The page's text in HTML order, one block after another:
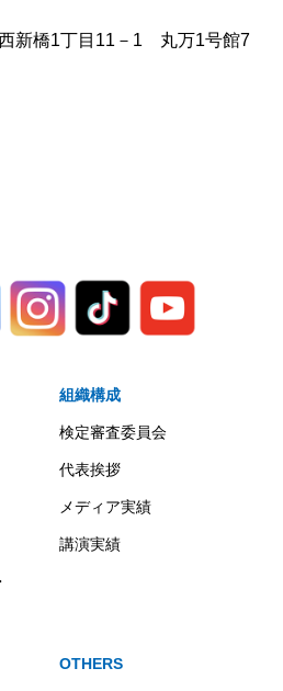
新橋1丁目11－1 丸万1号館7
組織構成
検定審査委員会
代表挨拶
メディア実績
講演実績
OTHERS